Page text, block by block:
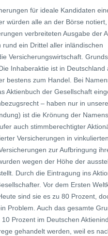
für ideale Kandidaten
würden alle an der Börse
verbreiteten Ausgabe der
ein Drittel aller inländischen
Versicherungswirtschaft.
Inhaberaktie ist in Deutschland
bestens zum Handel. Bei
Aktienbuch der Gesellschaft
– haben nur in
ist die Krönung der
auch stimmberechtigter
Versicherungen in
zur Aufbringung
wegen der Höhe der
Durch die Eintragung ins
Vor dem Ersten
sind sie es zu 80 Prozent,
Problem. Auch das gesamte
Prozent im Deutschen
gehandelt werden, weil es